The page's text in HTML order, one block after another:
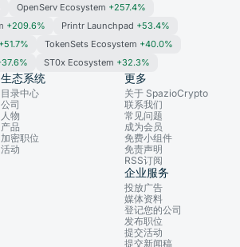
OpenServ Ecosystem +257.4%
+209.6% Printr Launchpad +53.4%
+51.7% TokenSets Ecosystem +40.0%
ST0x Ecosystem +32.3%
生态系统
目录中心
公司
人物
产品
加密职位
活动
更多
关于 SpazioCrypto
联系我们
常见问题
成为会员
免费小组件
免责声明
RSS订阅
企业服务
投放广告
媒体资料
登记您的公司
发布职位
提交活动
提交新闻稿